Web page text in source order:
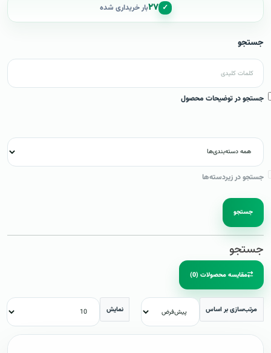
✓ ۲۷بار خریداری شده
جستجو
جستجو در توضیحات محصول
جستجو در زیردسته‌ها
جستجو
جستجو
مقایسه محصولات (0)
مرتب‌سازی بر اساس نمایش